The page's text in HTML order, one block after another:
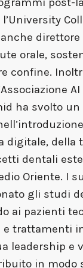
direttore
orale,
confine.
ha svolto
digitale, della
dentali
Oriente. I
gli studi
ai pazienti
e trattamenti
leadership e
in modo